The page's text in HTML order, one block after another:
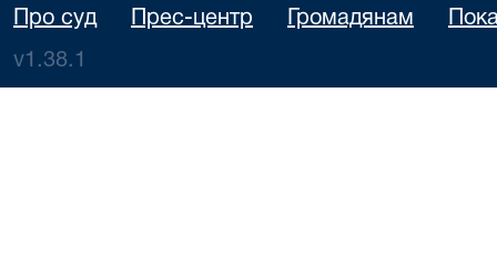
Про суд Прес-центр Громадянам
v1.38.1